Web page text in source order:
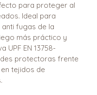
para proteger al
Ideal para
fugas de la
más práctico y
UPF EN 13758-
protectoras frente
tejidos de